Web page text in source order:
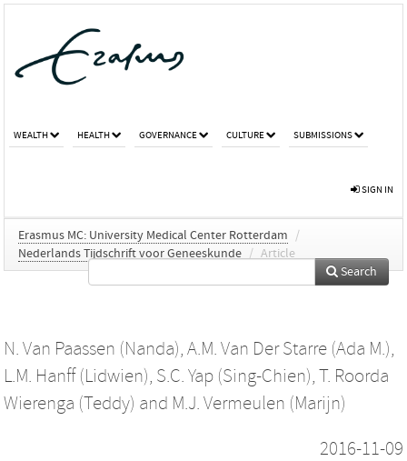
WEALTH HEALTH GOVERNANCE CULTURE SUBMISSIONS
SIGN IN
Erasmus MC: University Medical Center Rotterdam
/
Nederlands Tijdschrift voor Geneeskunde / Article
Search
N. Van Paassen (Nanda), A.M. Van Der Starre (Ada M.),
L.M. Hanff (Lidwien), S.C. Yap (Sing-Chien), T. Roorda
Wierenga (Teddy) and M.J. Vermeulen (Marijn)
2016-11-09